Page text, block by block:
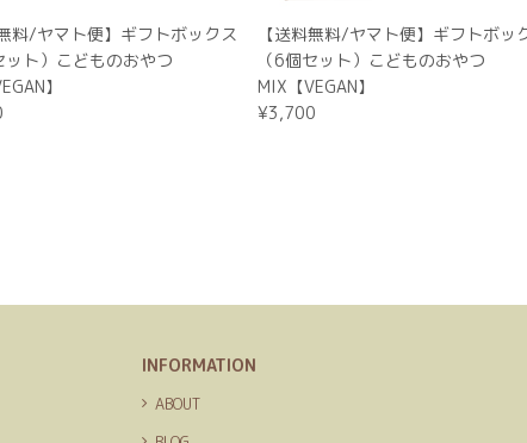
きで、素敵な箱に入って届きました！これからいただきますが、楽
料/ヤマト便】ギフトボックス
ト）こどものおやつ
】
【送料無料/ヤマト便】ギフトボッ
（6個セット）こどものおやつ
MIX【VEGAN】
¥3,700
INFORMATION
ABOUT